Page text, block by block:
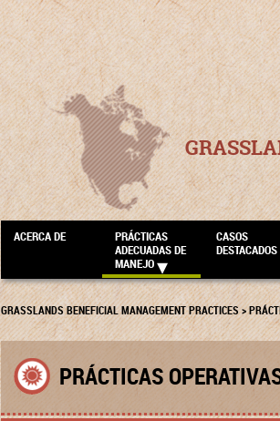
ACERCA DE
PRÁCTICAS
ADECUADAS DE
MANEJO
CASOS
DESTACADOS
GRASSLANDS BENEFICIAL MANAGEMENT PRACTICES>
PRÁCTICAS